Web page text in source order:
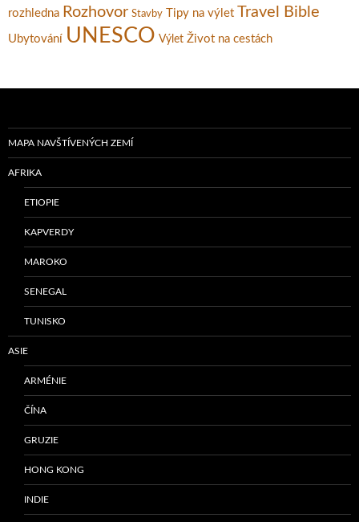
rozhledna Rozhovor Stavby Tipy na výlet Travel Bible
Ubytování UNESCO Výlet Život na cestách
MAPA NAVŠTÍVENÝCH ZEMÍ
AFRIKA
ETIOPIE
KAPVERDY
MAROKO
SENEGAL
TUNISKO
ASIE
ARMÉNIE
ČÍNA
GRUZIE
HONG KONG
INDIE